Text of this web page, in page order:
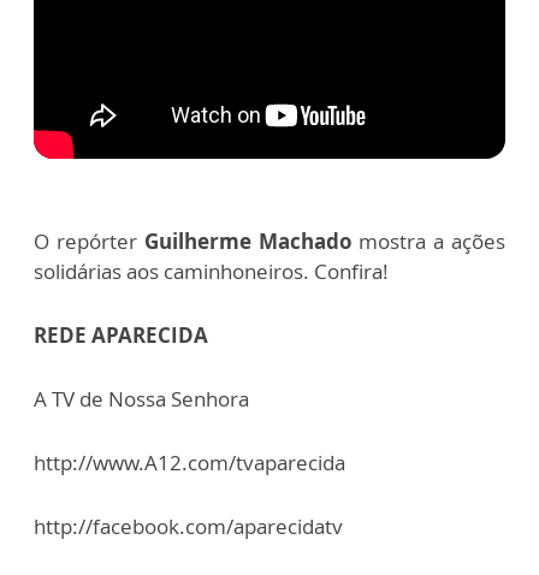
O repórter Guilherme Machado mostra a ações
solidárias aos caminhoneiros. Confira!
REDE APARECIDA
A TV de Nossa Senhora
http://www.A12.com/tvaparecida
http://facebook.com/aparecidatv